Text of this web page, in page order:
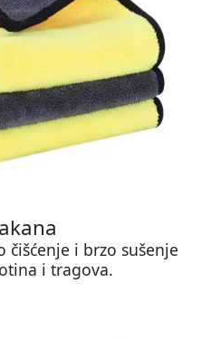
čišćenje i brzo sušenje
i tragova.